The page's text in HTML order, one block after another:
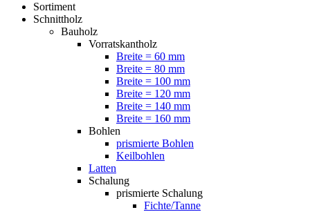
Sortiment
Schnittholz
Bauholz
Vorratskantholz
Breite = 60 mm
Breite = 80 mm
Breite = 100 mm
Breite = 120 mm
Breite = 140 mm
Breite = 160 mm
Bohlen
prismierte Bohlen
Keilbohlen
Latten
Schalung
prismierte Schalung
Fichte/Tanne